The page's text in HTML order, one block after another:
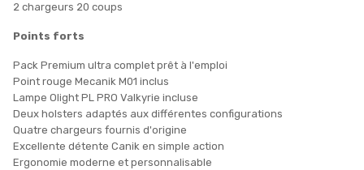
2 chargeurs 20 coups
Points forts
Pack Premium ultra complet prêt à l'emploi
Point rouge Mecanik M01 inclus
Lampe Olight PL PRO Valkyrie incluse
Deux holsters adaptés aux différentes configurations
Quatre chargeurs fournis d'origine
Excellente détente Canik en simple action
Ergonomie moderne et personnalisable